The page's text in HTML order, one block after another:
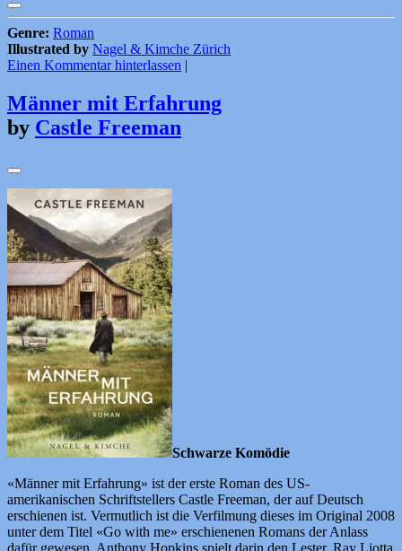
Genre: Roman
Illustrated by Nagel & Kimche Zürich
Einen Kommentar hinterlassen |
Männer mit Erfahrung
by Castle Freeman
Schwarze Komödie
«Männer mit Erfahrung» ist der erste Roman des US-
amerikanischen Schriftstellers Castle Freeman, der auf Deutsch
erschienen ist. Vermutlich ist die Verfilmung dieses im Original 2008
unter dem Titel «Go with me» erschienenen Romans der Anlass
dafür gewesen. Anthony Hopkins spielt darin den Lester, Ray Liotta